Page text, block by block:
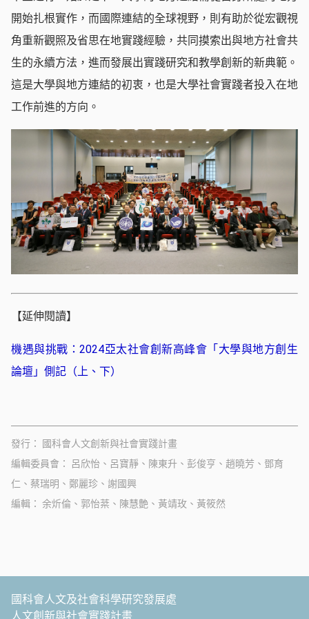
開始扎根實作，而國際連結的全球視野，則有助於從宏觀視
角重新觀照及省思在地實踐經驗，共同摸索出與地方社會共
生的永續方法，進而發展出實踐研究和教學創新的新典範。
這是大學與地方連結的初衷，也是大學社會實踐者投入在地
工作前進的方向。
【延伸閱讀】
機遇與挑戰：2024亞太社會創新高峰會「大學與地方創生
論壇」側記（上 、下）
發行
國科會人文創新與社會實踐計畫
編輯委員會
呂欣怡、呂寶靜、陳東升、彭俊亨、趙曉芳、鄧育
仁、蔡瑞明、鄭麗珍、謝國興
編輯
余炘倫、郭怡棻、陳慧艶、黃靖玫、黃筱然
國科會人文及社會科學研究發展處
人文創新與社會實踐計畫